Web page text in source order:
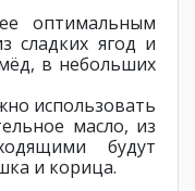
оптимальным
сладких ягод и
в небольших
использовать
масло, из
будут
и корица.